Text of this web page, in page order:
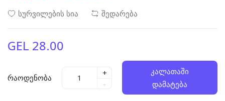
სურვილების სია
შედარება
GEL 28.00
რაოდენობა
+
-
კალათაში
დამატება